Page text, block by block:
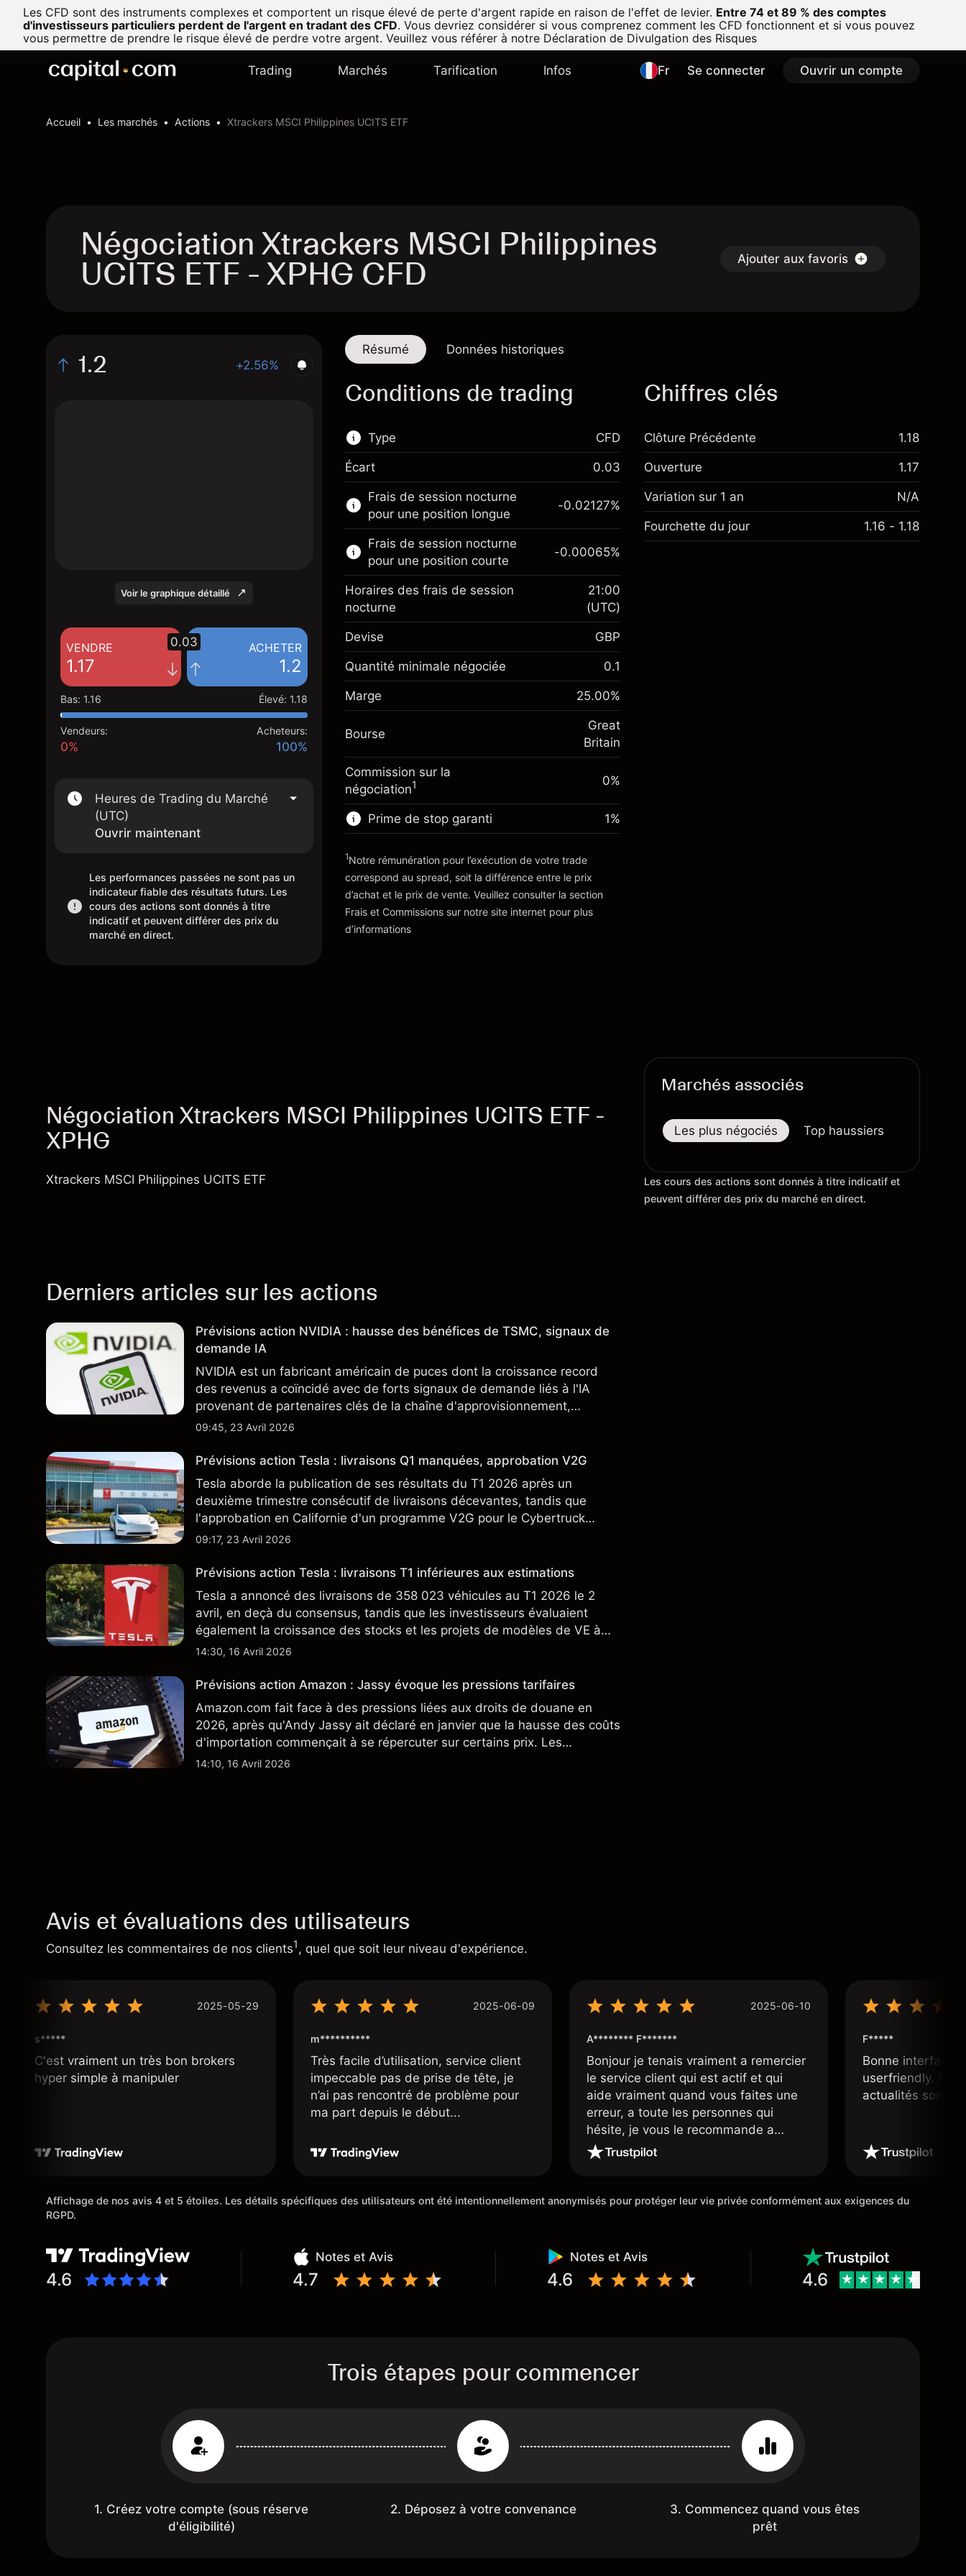
Les CFD sont des instruments complexes et comportent un risque élevé de perte d'argent rapide en raison de l'effet de levier. Entre 74 et 89 % des comptes
d'investisseurs particuliers perdent de l'argent en tradant des CFD. Vous devriez considérer si vous comprenez comment les CFD fonctionnent et si vous pouvez
vous permettre de prendre le risque élevé de perdre votre argent. Veuillez vous référer à notre Déclaration de Divulgation des Risques
Trading Marchés Tarification Infos Fr Se connecter Ouvrir un compte
Accueil Les marchés Actions Xtrackers MSCI Philippines UCITS ETF
Négociation Xtrackers MSCI Philippines
UCITS ETF - XPHG CFD Ajouter aux favoris
1.2 +2.56%
Voir le graphique détaillé
VENDRE
1.17
ACHETER
1.2
0.03
Bas: 1.16 Élevé: 1.18
Vendeurs:
0%
Acheteurs:
100%
Heures de Trading du Marché
(UTC)
Ouvrir maintenant
Les performances passées ne sont pas un
indicateur fiable des résultats futurs. Les
cours des actions sont donnés à titre
indicatif et peuvent différer des prix du
marché en direct.
Résumé Données historiques
Conditions de trading
Type
Ce marché financier est disponible pour le
trading de CFD.
En savoir plus sur :
CFD
CFD
Écart 0.03
Frais de session nocturne
pour une position longue
Marge. Votre
investissement
£1,000.00
Ajustement des fonds de
Frais sur la valeur totale de la
position
-0.021271
(-£0.85)
Taille de la position avec effet de levier
~£4,000.00
Valeur nominale avec effet de levier
~£3,000.00
-0.02127%
Frais de session nocturne
pour une position courte
£1,000.00
Ajustement des fonds de
Frais sur la valeur totale de la
position
-0.000647
Taille de la position avec effet de levier
~£4,000.00
Valeur nominale avec effet de levier
Vers la plateforme
-0.00065%
Horaires des frais de session
nocturne
21:00
(UTC)
Devise GBP
Quantité minimale négociée 0.1
Marge 25.00%
Bourse
Great
Britain
Commission sur la
négociation1 0%
Prime de stop garanti
'Tarifs et Frais
1%
1Notre rémunération pour l’exécution de votre trade
correspond au spread, soit la différence entre le prix
d’achat et le prix de vente. Veuillez consulter la section
Frais et Commissions sur notre site internet pour plus
d’informations
Chiffres clés
Clôture Précédente 1.18
Ouverture 1.17
Variation sur 1 an N/A
Fourchette du jour 1.16 - 1.18
Négociation Xtrackers MSCI Philippines UCITS ETF -
XPHG
Xtrackers MSCI Philippines UCITS ETF
Derniers articles sur les actions
Prévisions action NVIDIA : hausse des bénéfices de TSMC, signaux de
demande IA
NVIDIA est un fabricant américain de puces dont la croissance record
des revenus a coïncidé avec de forts signaux de demande liés à l'IA
provenant de partenaires clés de la chaîne d'approvisionnement,
notamment TSMC et ASML. Les performances passées ne préjugent pas
09:45, 23 Avril 2026
Prévisions action Tesla : livraisons Q1 manquées, approbation V2G
Tesla aborde la publication de ses résultats du T1 2026 après un
deuxième trimestre consécutif de livraisons décevantes, tandis que
l'approbation en Californie d'un programme V2G pour le Cybertruck
ajoute un nouveau développement à son activité énergétique.
09:17, 23 Avril 2026
Prévisions action Tesla : livraisons T1 inférieures aux estimations
Tesla a annoncé des livraisons de 358 023 véhicules au T1 2026 le 2
avril, en deçà du consensus, tandis que les investisseurs évaluaient
également la croissance des stocks et les projets de modèles de VE à
moindre coût, dont un nouveau SUV. Découvrez les objectifs de cours
14:30, 16 Avril 2026
Prévisions action Amazon : Jassy évoque les pressions tarifaires
Amazon.com fait face à des pressions liées aux droits de douane en
2026, après qu'Andy Jassy ait déclaré en janvier que la hausse des coûts
d'importation commençait à se répercuter sur certains prix. Les
performances passées ne préjugent pas des résultats futurs.
14:10, 16 Avril 2026
Marchés associés
Les plus négociés Top haussiers
Les cours des actions sont donnés à titre indicatif et
peuvent différer des prix du marché en direct.
Avis et évaluations des utilisateurs
Consultez les commentaires de nos clients1, quel que soit leur niveau d'expérience.
2025-05-29
s*****
C'est vraiment un très bon brokers
hyper simple à manipuler
2025-06-09
m**********
Très facile d’utilisation, service client
impeccable pas de prise de tête, je
n’ai pas rencontré de problème pour
ma part depuis le début...
2025-06-10
A******** F*******
Bonjour je tenais vraiment a remercier
le service client qui est actif et qui
aide vraiment quand vous faites une
erreur, a toute les personnes qui
hésite, je vous le recommande a
100%. Un courtier très fiable et digne
F*****
Bonne interface
userfriendly.
actualités sont
Affichage de nos avis 4 et 5 étoiles. Les détails spécifiques des utilisateurs ont été intentionnellement anonymisés pour protéger leur vie privée conformément aux exigences du
RGPD.
4.6
Notes et Avis
4.7
Notes et Avis
4.6 4.6
Trois étapes pour commencer
1. Créez votre compte (sous réserve
d'éligibilité)
2. Déposez à votre convenance
3. Commencez quand vous êtes
prêt